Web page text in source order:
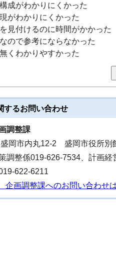
成がわかりにくかった
がわかりにくかった
見付けるのに時間がかかった
ので参考にならなかった
くわかりやすかった
するお問い合わせ
調整課
岡市内丸12-2 盛岡市役所別
調整係019-626-7534、計画
622-6211
画調整課へのお問い合わせ